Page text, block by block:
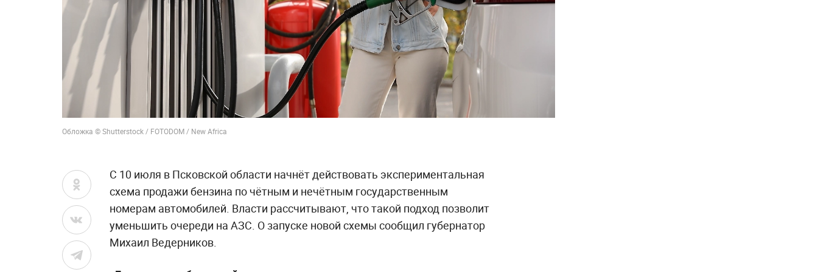
Обложка © Shutterstock / FOTODOM / New Africa
С 10 июля в Псковской области начнёт действовать экспериментальная
схема продажи бензина по чётным и нечётным государственным
номерам автомобилей. Власти рассчитывают, что такой подход позволит
уменьшить очереди на АЗС. О запуске новой схемы сообщил губернатор
Михаил Ведерников.